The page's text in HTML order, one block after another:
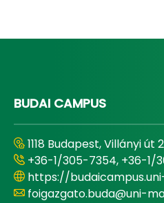
BUDAI CAMPUS
1118 Budapest, Villányi út
+36-1/305-7354, +36-1/
https://
foigazgato.buda@uni-